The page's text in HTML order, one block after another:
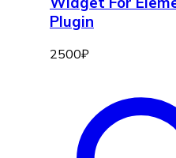
Plugin
2500₽